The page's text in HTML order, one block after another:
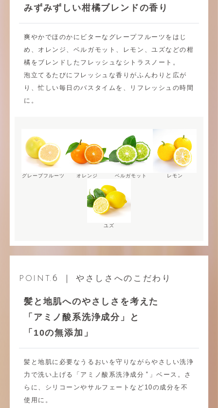
みずみずしい柑橘ブレンドの香り
爽やかでほのかにビターなグレープフルーツをはじ
め、オレンジ、ベルガモット、レモン、ユズなどの柑
橘をブレンドしたフレッシュなシトラスノート。
泡立てるたびにフレッシュな香りがふんわりと広が
り、忙しい毎日のバスタイムを、リフレッシュの時間
に。
グレープフルーツ オレンジ ベルガモット レモン
ユズ
POINT. 6 ｜ やさしさへのこだわり
髪と地肌へのやさしさを考えた
「アミノ酸系洗浄成分」と
「10の無添加」
髪と地肌に必要なうるおいを守りながらやさしい洗浄
力で洗い上げる「アミノ酸系洗浄成分 ＊
」ベース。さ
らに、シリコーンやサルフェートなど10の成分を不
使用に。